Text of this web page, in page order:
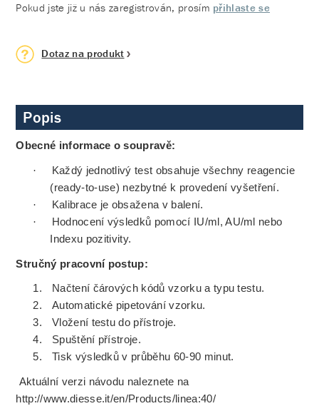
Pokud jste již u nás zaregistrován, prosím přihlaste se
Dotaz na produkt
Popis
Obecné informace o soupravě:
·
Každý jednotlivý test obsahuje všechny reagencie
(ready-to-use) nezbytné k provedení vyšetření.
·
Kalibrace je obsažena v balení.
·
Hodnocení výsledků pomocí IU/ml, AU/ml nebo
Indexu pozitivity.
Stručný pracovní postup:
1.
Načtení čárových kódů vzorku a typu testu.
2.
Automatické pipetování vzorku.
3.
Vložení testu do přístroje.
4.
Spuštění přístroje.
5.
Tisk výsledků v průběhu 60-90 minut.
Aktuální verzi návodu naleznete na
http://www.diesse.it/en/Products/linea:40/